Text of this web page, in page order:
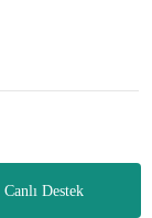
Canlı Destek